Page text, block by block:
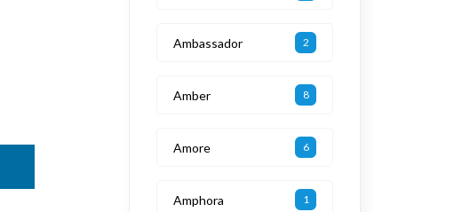
Ambassador 2
Amber 8
Amore 6
Amphora 1